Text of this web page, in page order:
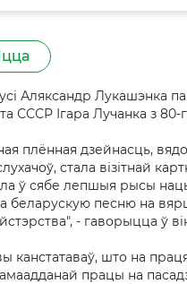
Аляксандр Лукашэнка
СССР Ігара Лучанка з 80-
плённая дзейнасць,
стала візітнай
ў сябе лепшыя рысы
беларускую песню на
- гаворыцца ў
канстатаваў, што на
працы на